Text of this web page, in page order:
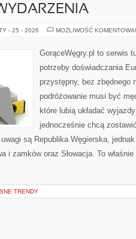
- 25 - 2026 MOŻLIWOŚĆ
GorąceWęgry.pl to serwis
potrzeby doświadczania
przystępny, bez zbędnego
podróżowanie musi być
które lubią układać
jednocześnie chcą
są Republika Węgierska,
i zamków oraz Słowacja. To
TRENDY